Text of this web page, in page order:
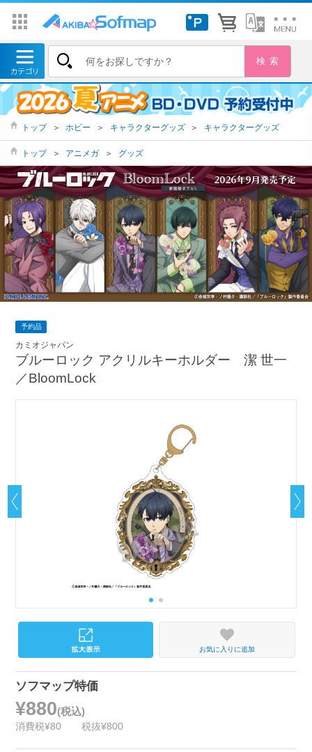
トップ ＞ ホビー ＞ キャラクターグッズ ＞ キャラクターグッズ
トップ ＞ アニメガ ＞ グッズ
予約品
カミオジャパン
ブルーロック アクリルキーホルダー 潔 世一
／BloomLock
お気に入りに追加
ソフマップ特価
¥880(税込)
消費税¥80 税抜¥800